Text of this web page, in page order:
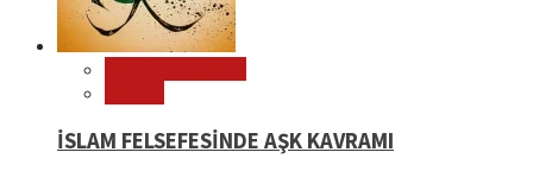
İSLAM FELSEFESİNDE AŞK KAVRAMI